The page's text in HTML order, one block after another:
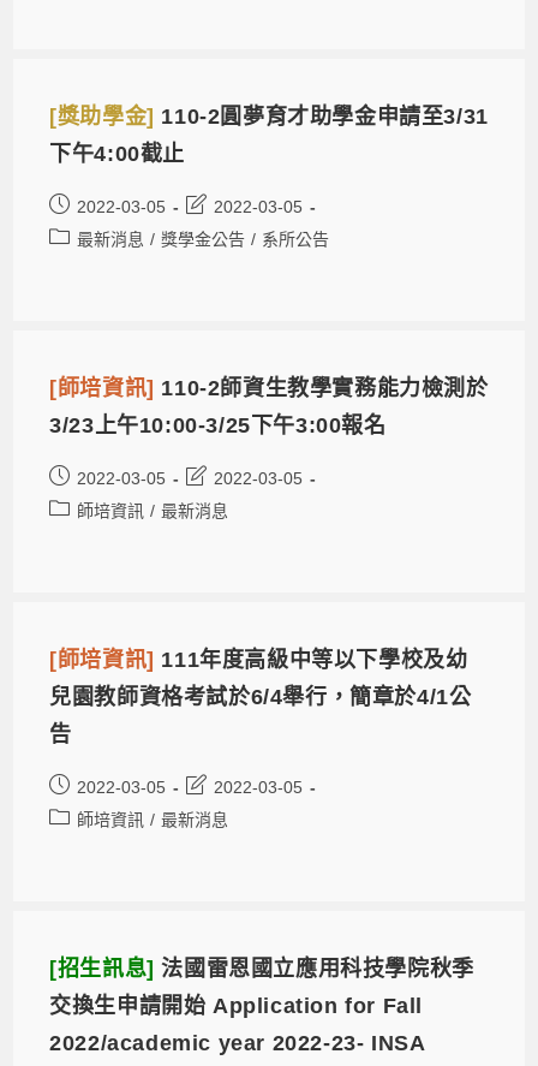
[獎助學金] 110-2圓夢育才助學金申請至3/31
下午4:00截止
2022-03-05
2022-03-05
最新消息 / 獎學金公告 / 系所公告
[師培資訊] 110-2師資生教學實務能力檢測於
3/23上午10:00-3/25下午3:00報名
2022-03-05
2022-03-05
師培資訊 / 最新消息
[師培資訊] 111年度高級中等以下學校及幼
兒園教師資格考試於6/4舉行，簡章於4/1公
告
2022-03-05
2022-03-05
師培資訊 / 最新消息
[招生訊息]法國雷恩國立應用科技學院秋季
交換生申請開始 Application for Fall
2022/academic year 2022-23- INSA